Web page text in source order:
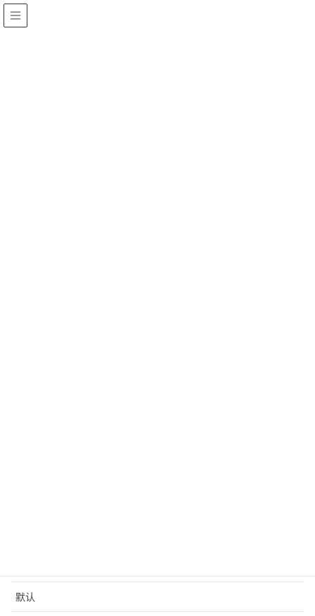
默认